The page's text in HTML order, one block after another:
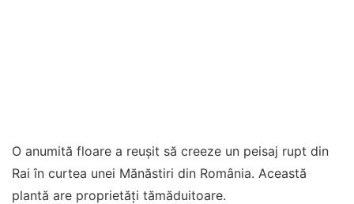
O anumită floare a reușit să creeze un peisaj rupt din
Rai în curtea unei Mănăstiri din România. Această
plantă are proprietăți tămăduitoare.